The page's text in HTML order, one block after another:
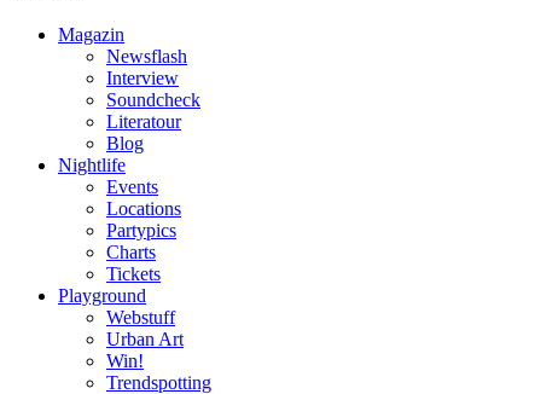
Magazin
Newsflash
Interview
Soundcheck
Literatour
Blog
Nightlife
Events
Locations
Partypics
Charts
Tickets
Playground
Webstuff
Urban Art
Win!
Trendspotting